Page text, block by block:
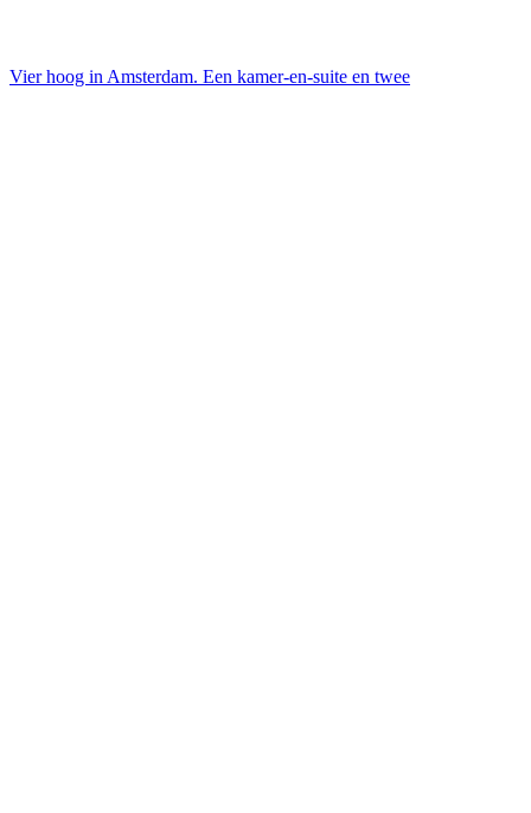
Vier hoog in Amsterdam. Een kamer-en-suite en twee